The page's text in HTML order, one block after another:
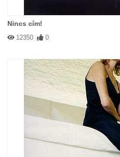
Nincs cím!
12350 0